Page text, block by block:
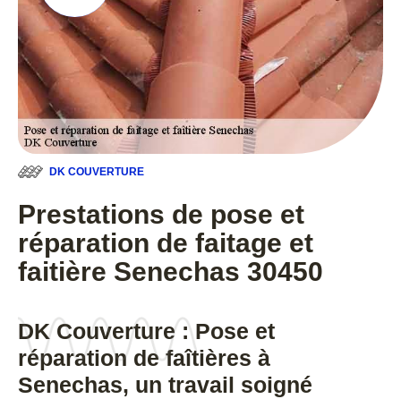
DK COUVERTURE
Prestations de pose et
réparation de faitage et
faitière Senechas 30450
DK Couverture : Pose et
réparation de faîtières à
Senechas, un travail soigné